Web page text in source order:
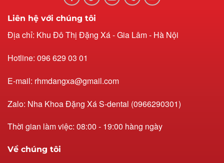
Liên hệ với chúng tôi
Địa chỉ: Khu Đô Thị Đặng Xá - Gia Lâm - Hà Nội
Hotline: 096 629 03 01
E-mail: rhmdangxa@gmail.com
Zalo: Nha Khoa Đặng Xá S-dental (0966290301)
Thời gian làm việc: 08:00 - 19:00 hàng ngày
Về chúng tôi